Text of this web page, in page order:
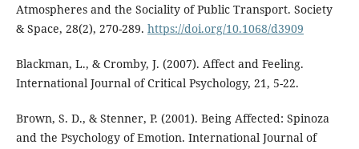
Atmospheres and the Sociality of Public Transport. Society
& Space, 28(2), 270-289. https://doi.org/10.1068/d3909
Blackman, L., & Cromby, J. (2007). Affect and Feeling.
International Journal of Critical Psychology, 21, 5-22.
Brown, S. D., & Stenner, P. (2001). Being Affected: Spinoza
and the Psychology of Emotion. International Journal of